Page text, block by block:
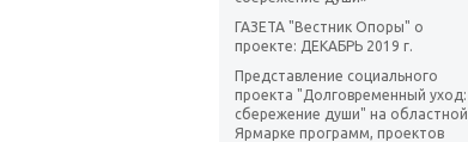
ГАЗЕТА "Вестник Опоры" о
проекте: ДЕКАБРЬ 2019 г.
Представление социального
проекта "Долговременный уход:
сбережение души" на областной
Ярмарке программ, проектов